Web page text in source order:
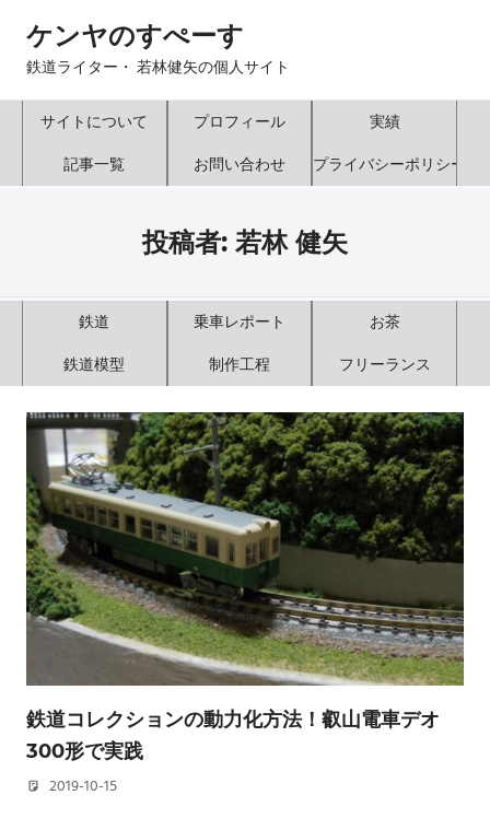
ン
ケンヤのすぺーす
鉄道ライター・ 若林健矢の個人サイト
サイトについて プロフィール
実績
記事一覧
お問い合わせ プライバシーポリシー
投稿者: 若林 健矢
鉄道 乗車レポート
お茶
鉄道模型
制作工程 フリーランス
鉄道コレクションの動力化方法！叡山電車デオ
300形で実践
2019-10-15